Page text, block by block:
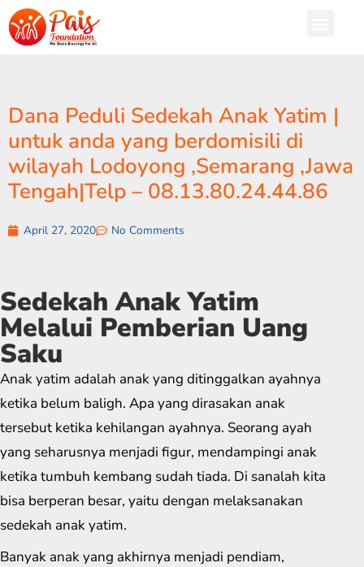
Dana Peduli Sedekah Anak Yatim |
untuk anda yang berdomisili di
wilayah Lodoyong ,Semarang ,Jawa
Tengah|Telp – 08.13.80.24.44.86
April 27, 2020 No Comments
Sedekah Anak Yatim
Melalui Pemberian Uang
Saku
Anak yatim adalah anak yang ditinggalkan ayahnya
ketika belum baligh. Apa yang dirasakan anak
tersebut ketika kehilangan ayahnya. Seorang ayah
yang seharusnya menjadi figur, mendampingi anak
ketika tumbuh kembang sudah tiada. Di sanalah kita
bisa berperan besar, yaitu dengan melaksanakan
sedekah anak yatim.
Banyak anak yang akhirnya menjadi pendiam,